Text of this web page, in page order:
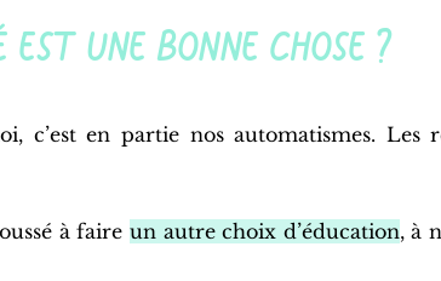
une bonne chose ?
c’est en partie nos automatismes.
à faire un autre choix d’éducation, à